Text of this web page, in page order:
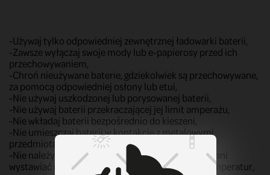
-Używaj tylko odpowiedniej zewnętrznej ładowarki baterii,
-Zawsze wyłączaj swoje mody lub e-papierosy przed ich
przechowywaniem,
-Chroń nieużywane baterie, gdziekolwiek są przechowywane,
za pomocą odpowiedniej osłony lub etui,
-Nie używaj uszkodzonej lub porysowanej baterii,
-Nie używaj baterii przekraczającej jej limit amperażu,
-Nie wkładaj baterii bezpośrednio do kieszeni,
-Nie umieszczaj baterii w kontakcie z metalowymi
przedmiotami,
-Nie należy demontować, wiercić, ściskać, zwierać ani
wystawiać na działanie wody lub zbyt wysokich temperatur,